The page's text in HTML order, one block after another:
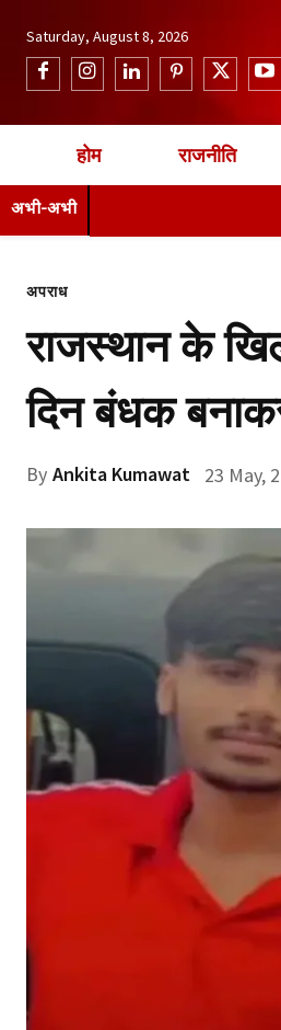
Saturday, August 8, 2026
होम राजनीति
अभी-अभी
अपराध
राजस्थान के
दिन बंधक
By Ankita Kumawat 23 May,